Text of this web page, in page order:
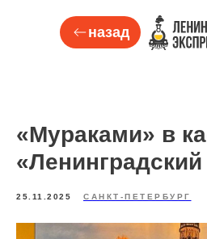
назад
«Мураками» в
«Ленинградский
25.11.2025 САНКТ-ПЕТЕРБУРГ